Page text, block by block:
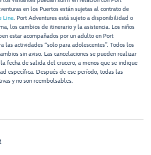
en los Puertos están sujetas al contrato de
Line. Port Adventures está sujeto a disponibilidad o
los cambios de itinerario y la asistencia. Los niños
estar acompañados por un adulto en Port
las actividades “solo para adolescentes”. Todos los
sin aviso. Las cancelaciones se pueden realizar
fecha de salida del crucero, a menos que se indique
específica. Después de ese período, todas las
y no son reembolsables.